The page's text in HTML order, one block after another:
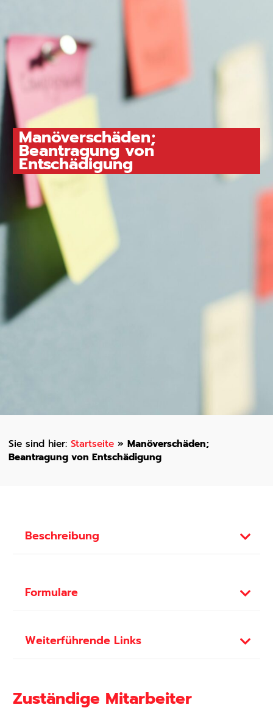
Manöverschäden;
Beantragung von
Entschädigung
Startseite» Manöverschäden;
Beantragung von Entschädigung
Beschreibung
Formulare
Weiterführende Links
Zuständige Mitarbeiter